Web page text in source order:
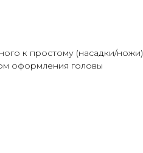
к простому (насадки/ножи)
оформления головы